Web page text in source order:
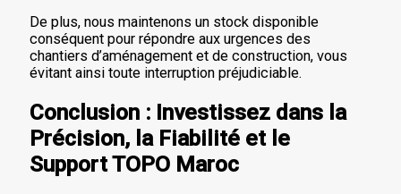
De plus, nous maintenons un stock disponible
conséquent pour répondre aux urgences des
chantiers d’aménagement et de construction, vous
évitant ainsi toute interruption préjudiciable.
Conclusion : Investissez dans la
Précision, la Fiabilité et le
Support TOPO Maroc